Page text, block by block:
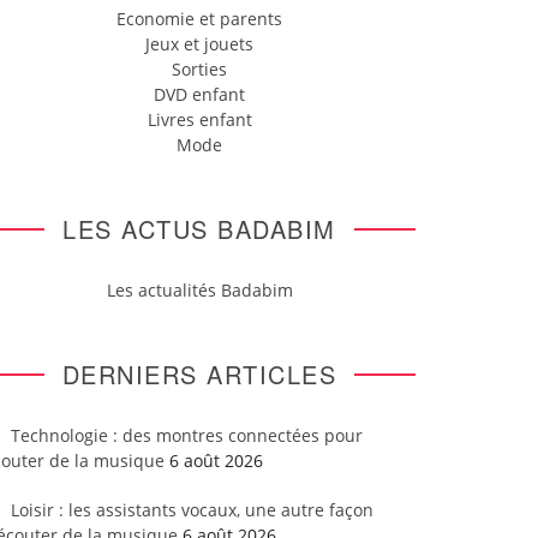
Economie et parents
Jeux et jouets
Sorties
DVD enfant
Livres enfant
Mode
LES ACTUS BADABIM
Les actualités Badabim
DERNIERS ARTICLES
Technologie : des montres connectées pour
de la musique 6 août 2026
Loisir : les assistants vocaux, une autre façon